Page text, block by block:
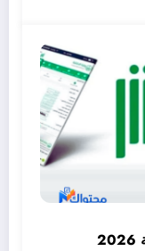
طريقة تغيير مهنة وافد في السعودية 2026